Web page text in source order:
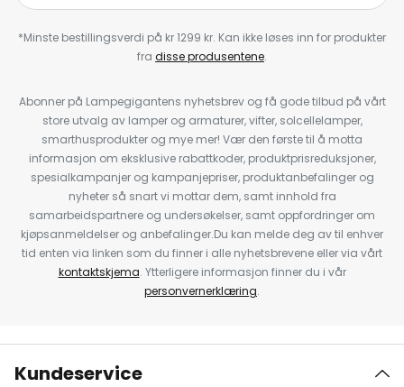
*Minste bestillingsverdi på kr 1299 kr. Kan ikke løses inn for produkter
fra disse produsentene.
Abonner på Lampegigantens nyhetsbrev og få gode tilbud på vårt
store utvalg av lamper og armaturer, vifter, solcellelamper,
smarthusprodukter og mye mer! Vær den første til å motta
informasjon om eksklusive rabattkoder, produktprisreduksjoner,
spesialkampanjer og kampanjepriser, produktanbefalinger og
nyheter så snart vi mottar dem, samt innhold fra
samarbeidspartnere og undersøkelser, samt oppfordringer om
kjøpsanmeldelser og anbefalinger.Du kan melde deg av til enhver
tid enten via linken som du finner i alle nyhetsbrevene eller via vårt
kontaktskjema. Ytterligere informasjon finner du i vår
personvernerklæring.
Kundeservice